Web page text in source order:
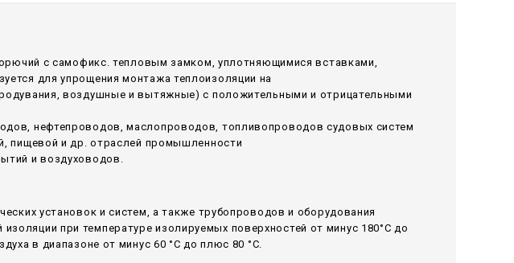
c самофикс. тепловым замком, уплотняющимися вставками,
для упрощения монтажа теплоизоляции на
воздушные и вытяжные) с положительными и отрицательными
нефтепроводов, маслопроводов, топливопроводов судовых систем
пищевой и др. отраслей промышленности
и воздуховодов.
установок и систем, а также трубопроводов и оборудования
при температуре изолируемых поверхностей от минус 180°С до
в диапазоне от минус 60 °С до плюс 80 °С.